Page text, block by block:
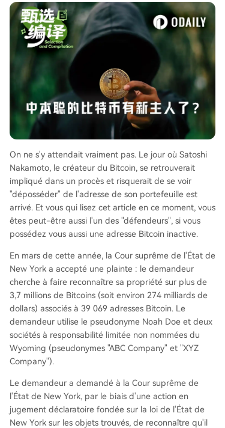
te de nombreuses zones d'ombre. Les critiques s
oulignent que la loi sur les objets trouvés vise de
s biens physiques, non des informations publiqu
es. L'évaluation à "moins de 10 dollars" est jugée
absurde face à la valeur réelle des BTC. De plus,
le plaignant et ses sociétés agissent sous couve
rt d'anonymat. Même en cas de victoire juridiqu
e, les plaignants n'obtiendraient pas les clés priv
ées, mais seulement un jugement déclaratif. Ce
document pourrait ensuite être utilisé pour tente
r de geler ces actifs s'ils étaient un jour t
...
On ne s'y attendait vraiment pas. Le jour où Satoshi
Nakamoto, le créateur du Bitcoin, se retrouverait
impliqué dans un procès et risquerait de se voir
"déposséder" de l'adresse de son portefeuille est
arrivé. Et vous qui lisez cet article en ce moment, vous
êtes peut-être aussi l'un des "défendeurs", si vous
possédez vous aussi une adresse Bitcoin inactive.
En mars de cette année, la Cour suprême de l'État de
New York a accepté une plainte : le demandeur
cherche à faire reconnaître sa propriété sur plus de
3,7 millions de Bitcoins (soit environ 274 milliards de
dollars) associés à 39 069 adresses Bitcoin. Le
demandeur utilise le pseudonyme Noah Doe et deux
sociétés à responsabilité limitée non nommées du
Wyoming (pseudonymes "ABC Company" et "XYZ
Company").
Le demandeur a demandé à la Cour suprême de
l'État de New York, par le biais d'une action en
jugement déclaratoire fondée sur la loi de l'État de
New York sur les objets trouvés, de reconnaître qu'il